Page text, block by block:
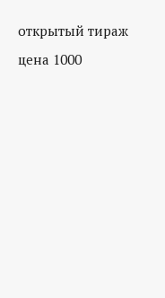
открытый тираж
цена 1000